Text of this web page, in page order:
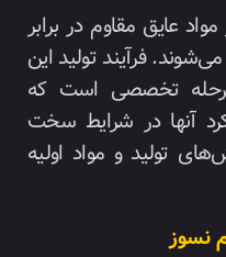
عایق مقاوم در برابر
فرآیند تولید این
تخصصی است که
آنها در شرایط سخت
تولید و مواد اولیه
نسوز